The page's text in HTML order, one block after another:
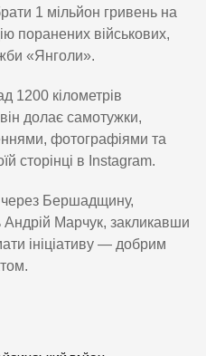
1 мільйон гривень на
поранених військових,
«Янголи».
кілометрів
долає самотужки,
фотографіями та
сторінці в Instagram.
Бершадщину,
Марчук, закликавши
ініціативу — добрим